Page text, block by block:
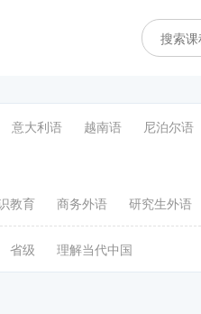
意大利语 越南语 尼泊尔语
教育 商务外语 研究生外语
省级 理解当代中国